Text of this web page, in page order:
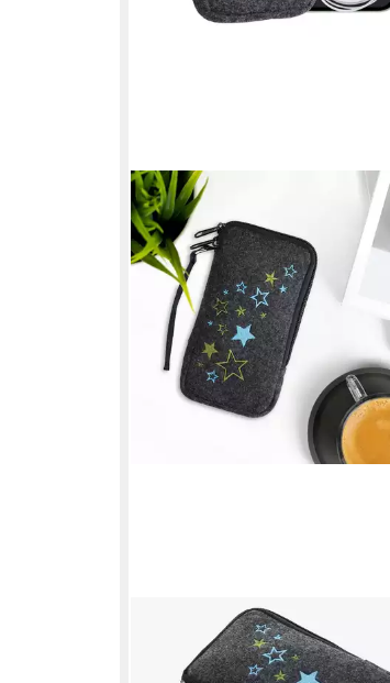
Handytasche Handytasche für
Smartphones XL - 6,7/6,8" (1-tlg),